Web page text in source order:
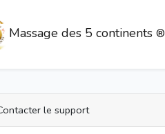
Massage des 5 continents®
le support